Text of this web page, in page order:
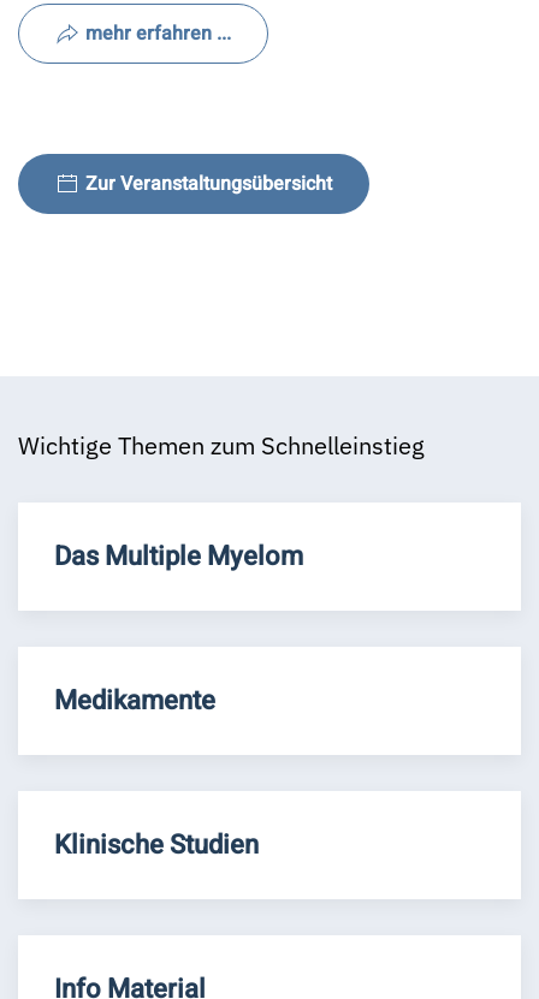
mehr erfahren ...
Zur Veranstaltungsübersicht
Wichtige Themen zum Schnelleinstieg
Das Multiple Myelom
Medikamente
Klinische Studien
Info Material